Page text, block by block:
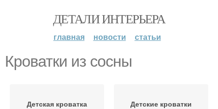
ДЕТАЛИ ИНТЕРЬЕРА
главная новости статьи
Кроватки из сосны
Детская кроватка Детские кроватки